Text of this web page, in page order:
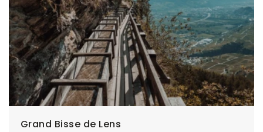
Grand Bisse de Lens